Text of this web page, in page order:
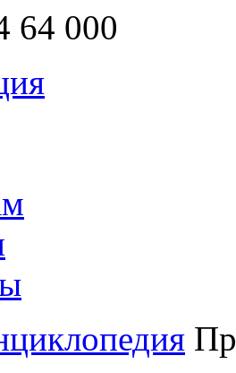
64 000